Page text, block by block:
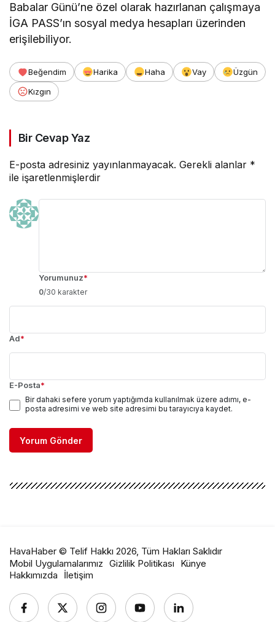
Babalar Günü’ne özel olarak hazırlanan çalışmaya
İGA PASS’ın sosyal medya hesapları üzerinden
erişilebiliyor.
Beğendim Harika Haha Vay
Üzgün
Kızgın
Bir Cevap Yaz
E-posta adresiniz yayınlanmayacak. Gerekli alanlar *
ile işaretlenmişlerdir
Yorumunuz*
0/30 karakter
Ad*
E-Posta*
Bir dahaki sefere yorum yaptığımda kullanılmak üzere adımı, e-
posta adresimi ve web site adresimi bu tarayıcıya kaydet.
Yorum Gönder
HavaHaber © Telif Hakkı 2026, Tüm Hakları Saklıdır
Mobil Uygulamalarımız Gizlilik Politikası
Künye
Hakkımızda
İletişim